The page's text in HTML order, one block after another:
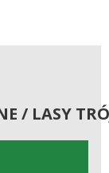
/ LASY
/ LASY